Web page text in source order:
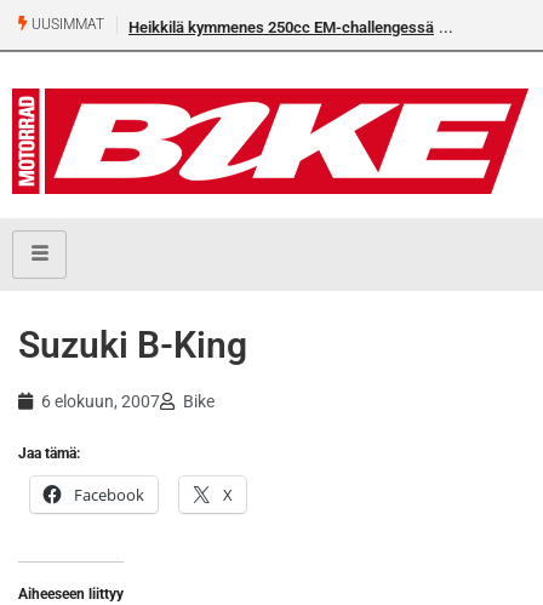
UUSIMMAT Heikkilä kymmenes 250cc EM-challengessä
Suzuki B-King
6 elokuun, 2007 Bike
Jaa tämä:
Facebook X
Aiheeseen liittyy